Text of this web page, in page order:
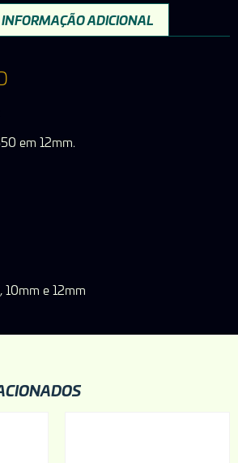
INFORMAÇÃO ADICIONAL
em 12mm.
10mm e 12mm